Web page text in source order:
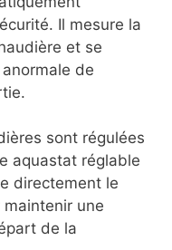
Il mesure la
et se
de
sont régulées
aquastat réglable
directement le
une
de la